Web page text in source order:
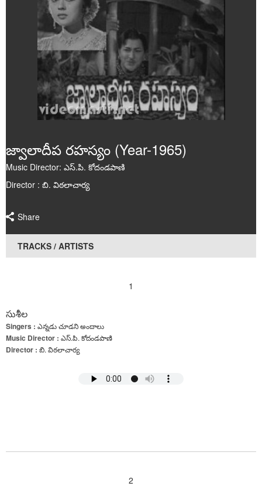
Articles
Videos
Audios
Events
జ్వాలాదీప రహస్యం (Year-1965)
Music Director: ఎస్.పి. కోదండపాణి
Director : బి. విఠలాచార్య
Share
TRACKS / ARTISTS
1
సుశీల
Singers : ఎన్నడు చూడని అందాలు
Music Director : ఎస్.పి. కోదండపాణి
Director : బి. విఠలాచార్య
2